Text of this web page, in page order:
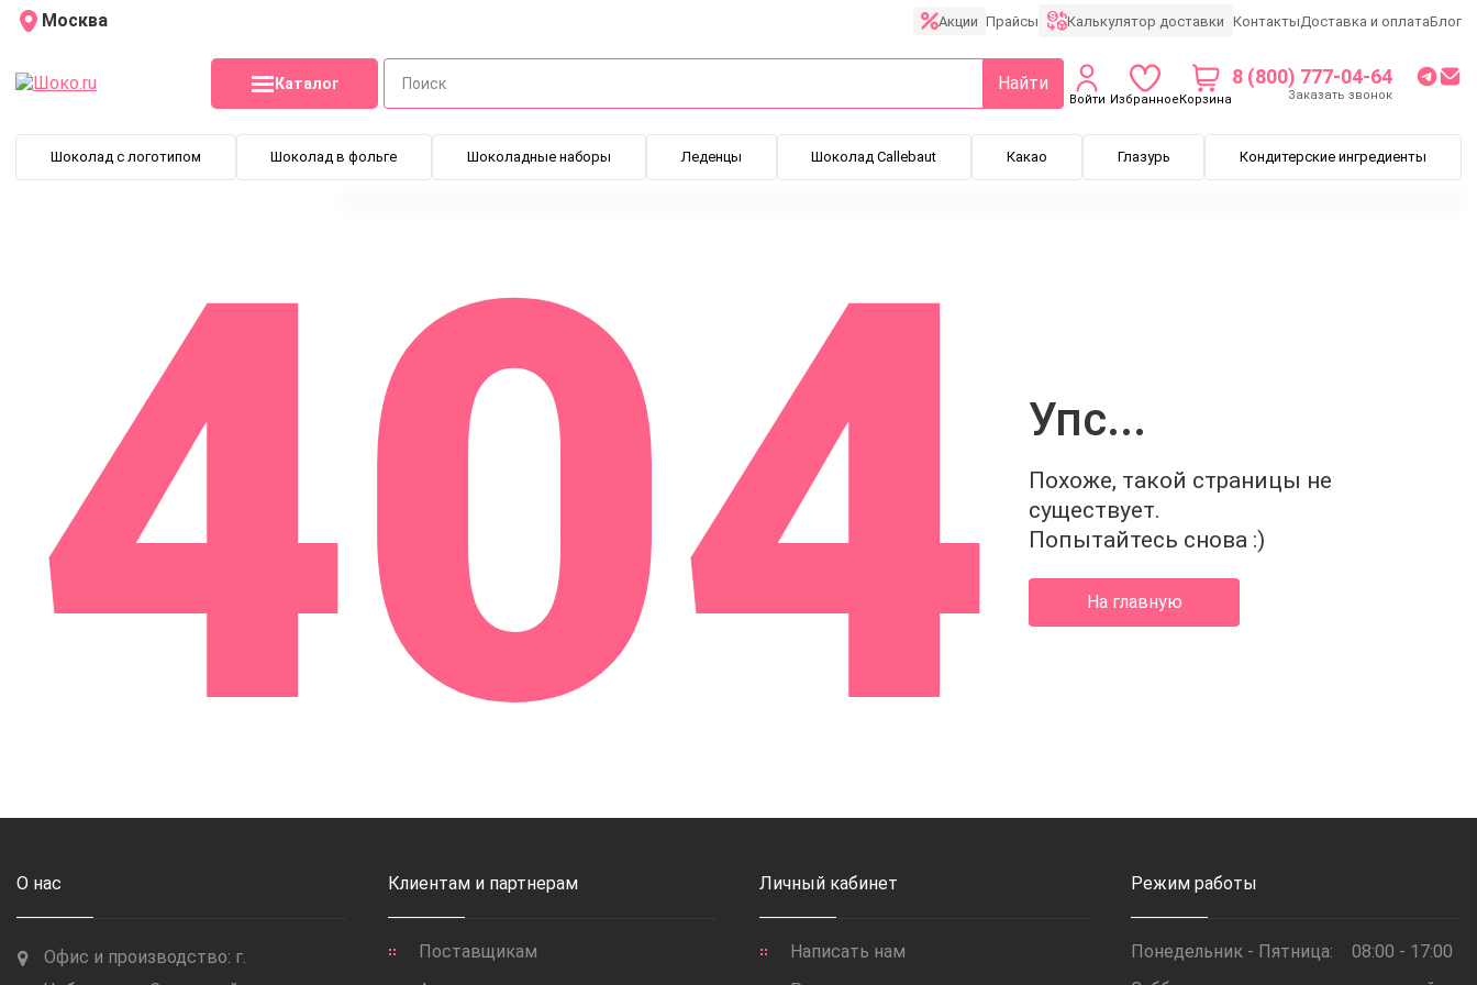
Москва Акции Прайсы Калькулятор доставки КонтактыДоставка и оплатаБлог
Каталог Найти
Войти ИзбранноеКорзина
8 (800) 777-04-64
Заказать звонок
Шоколад с логотипом Шоколад в фольге Шоколадные наборы Леденцы Шоколад Callebaut Какао Глазурь Кондитерские ингредиенты
404 Упс...
Похоже, такой страницы не
существует.
Попытайтесь снова :)
На главную
О нас
Офис и производство: г.
Клиентам и партнерам
Поставщикам
Личный кабинет
Написать нам
Режим работы
Понедельник - Пятница:
08:00 - 17:00